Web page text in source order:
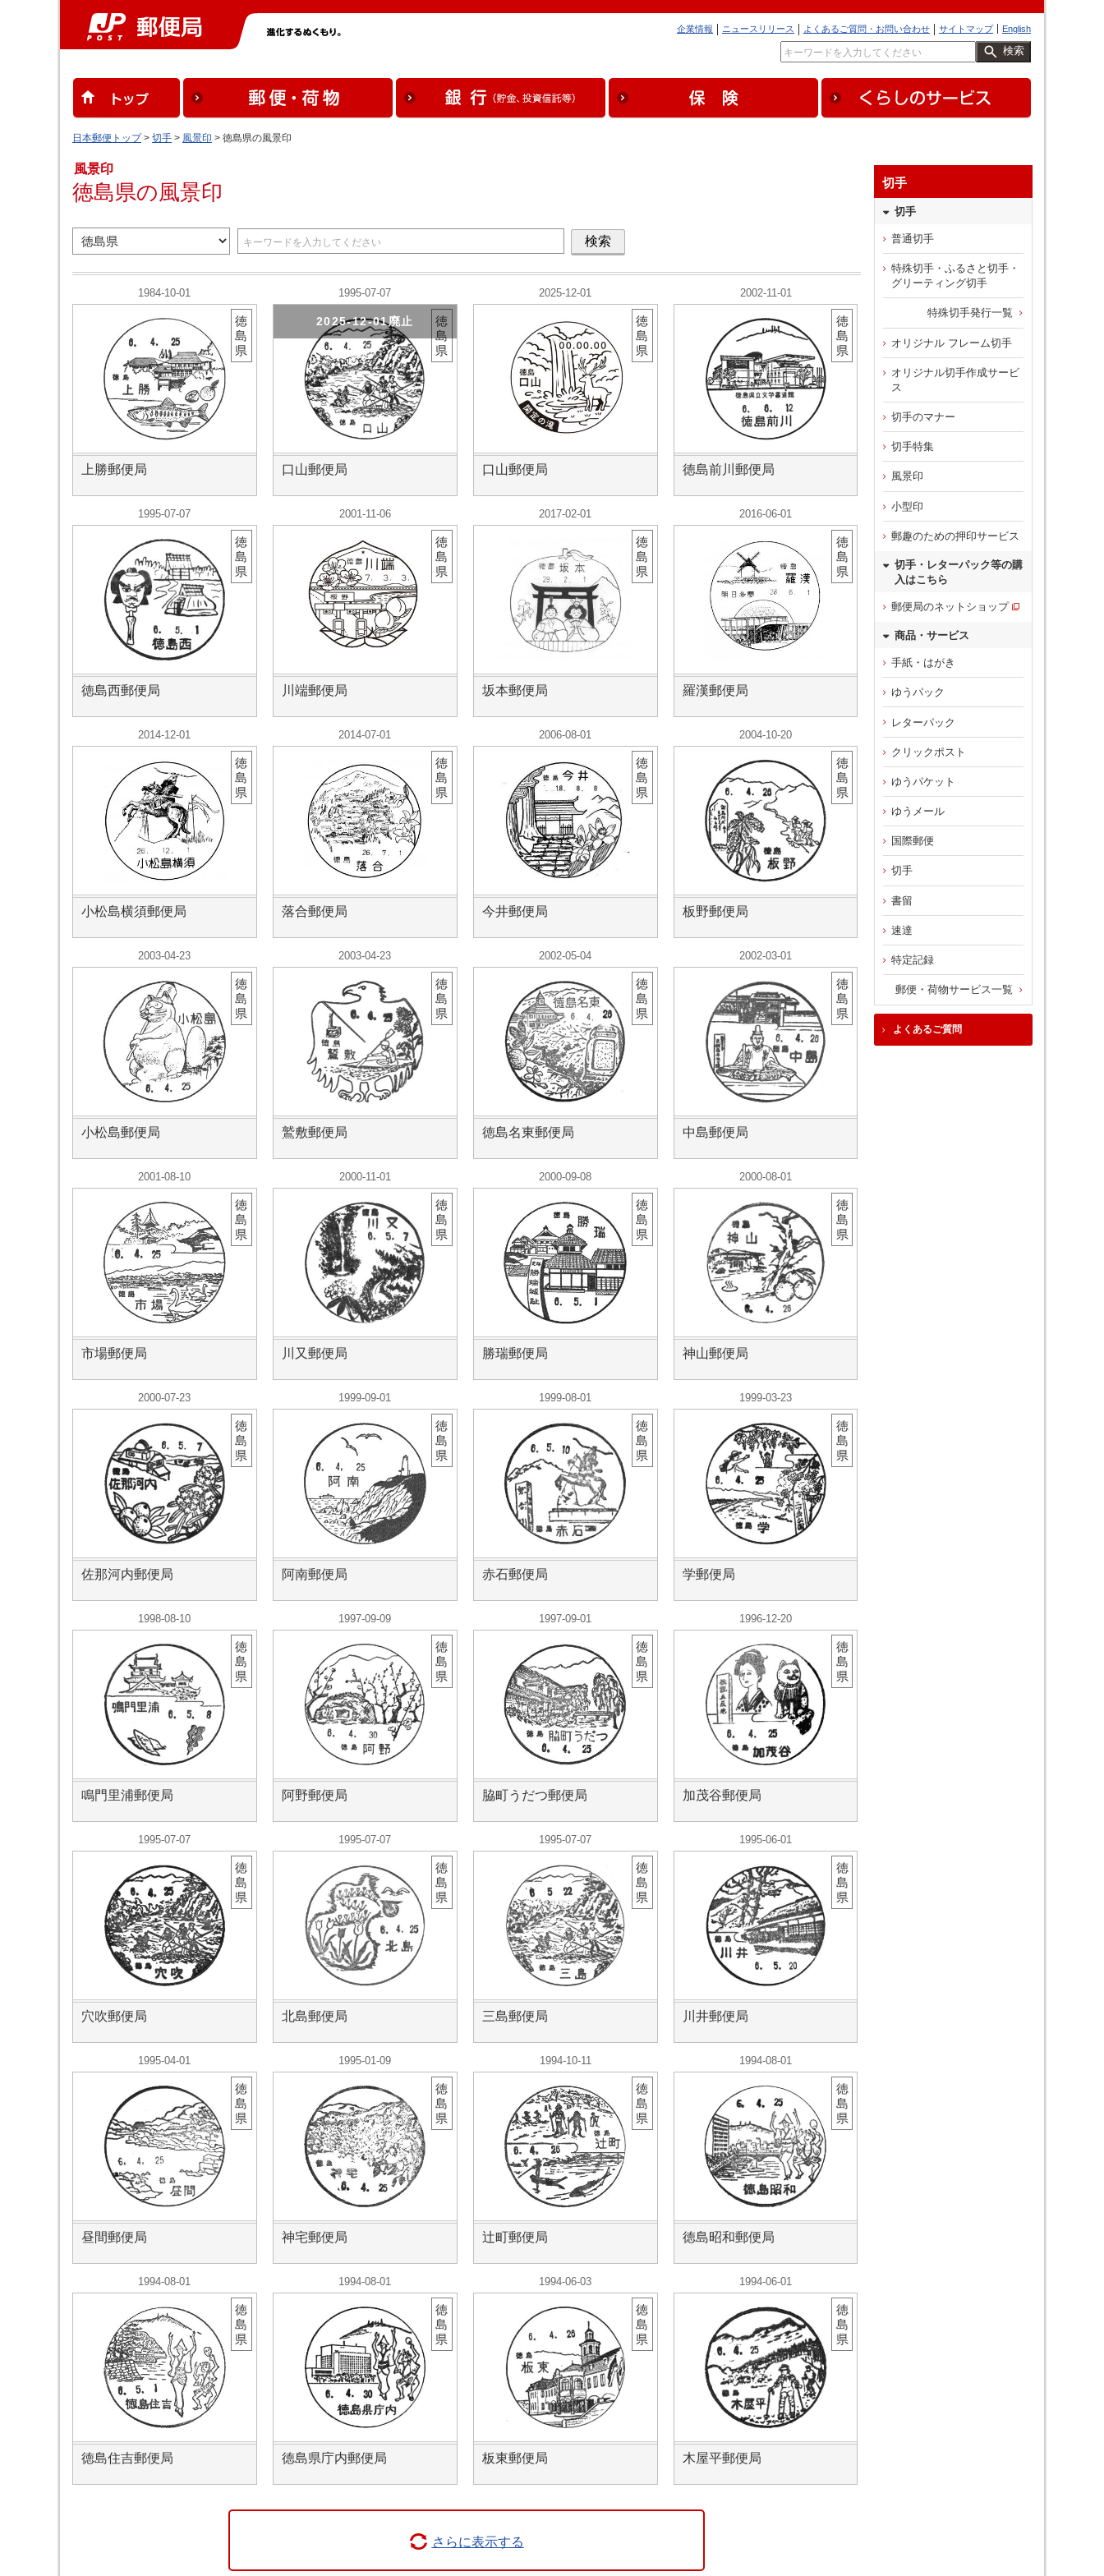
English
サイトマップ
よくあるご質問・お問い合わせ
ニュースリリース
企業情報
検索
日本郵便トップ> 切手 > 風景印 > 徳島県の風景印
風景印
徳島県の風景印
1984-10-01
上勝郵便局
徳
島
県
1995-07-07
口山郵便局
2025-12-01廃止
徳
島
県
2025-12-01
口山郵便局
徳
島
県
2002-11-01
徳島前川郵便局
徳
島
県
1995-07-07
徳島西郵便局
徳
島
県
2001-11-06
川端郵便局
徳
島
県
2017-02-01
坂本郵便局
徳
島
県
2016-06-01
羅漢郵便局
徳
島
県
2014-12-01
小松島横須郵便局
徳
島
県
2014-07-01
落合郵便局
徳
島
県
2006-08-01
今井郵便局
徳
島
県
2004-10-20
板野郵便局
徳
島
県
2003-04-23
小松島郵便局
徳
島
県
2003-04-23
鷲敷郵便局
徳
島
県
2002-05-04
徳島名東郵便局
徳
島
県
2002-03-01
中島郵便局
徳
島
県
2001-08-10
市場郵便局
徳
島
県
2000-11-01
川又郵便局
徳
島
県
2000-09-08
勝瑞郵便局
徳
島
県
2000-08-01
神山郵便局
徳
島
県
2000-07-23
佐那河内郵便局
徳
島
県
1999-09-01
阿南郵便局
徳
島
県
1999-08-01
赤石郵便局
徳
島
県
1999-03-23
学郵便局
徳
島
県
1998-08-10
鳴門里浦郵便局
徳
島
県
1997-09-09
阿野郵便局
徳
島
県
1997-09-01
脇町うだつ郵便局
徳
島
県
1996-12-20
加茂谷郵便局
徳
島
県
1995-07-07
穴吹郵便局
徳
島
県
1995-07-07
北島郵便局
徳
島
県
1995-07-07
三島郵便局
徳
島
県
1995-06-01
川井郵便局
徳
島
県
1995-04-01
昼間郵便局
徳
島
県
1995-01-09
神宅郵便局
徳
島
県
1994-10-11
辻町郵便局
徳
島
県
1994-08-01
徳島昭和郵便局
徳
島
県
1994-08-01
徳島住吉郵便局
徳
島
県
1994-08-01
徳島県庁内郵便局
徳
島
県
1994-06-03
板東郵便局
徳
島
県
1994-06-01
木屋平郵便局
徳
島
県
さらに表示する
切手
切手
普通切手
特殊切手・ふるさと切手・
グリーティング切手
特殊切手発行一覧
オリジナル フレーム切手
オリジナル切手作成サービ
ス
切手のマナー
切手特集
風景印
小型印
郵趣のための押印サービス
切手・レターパック等の購
入はこちら
郵便局のネットショップ
商品・サービス
手紙・はがき
ゆうパック
レターパック
クリックポスト
ゆうパケット
ゆうメール
国際郵便
切手
書留
速達
特定記録
郵便・荷物サービス一覧
よくあるご質問